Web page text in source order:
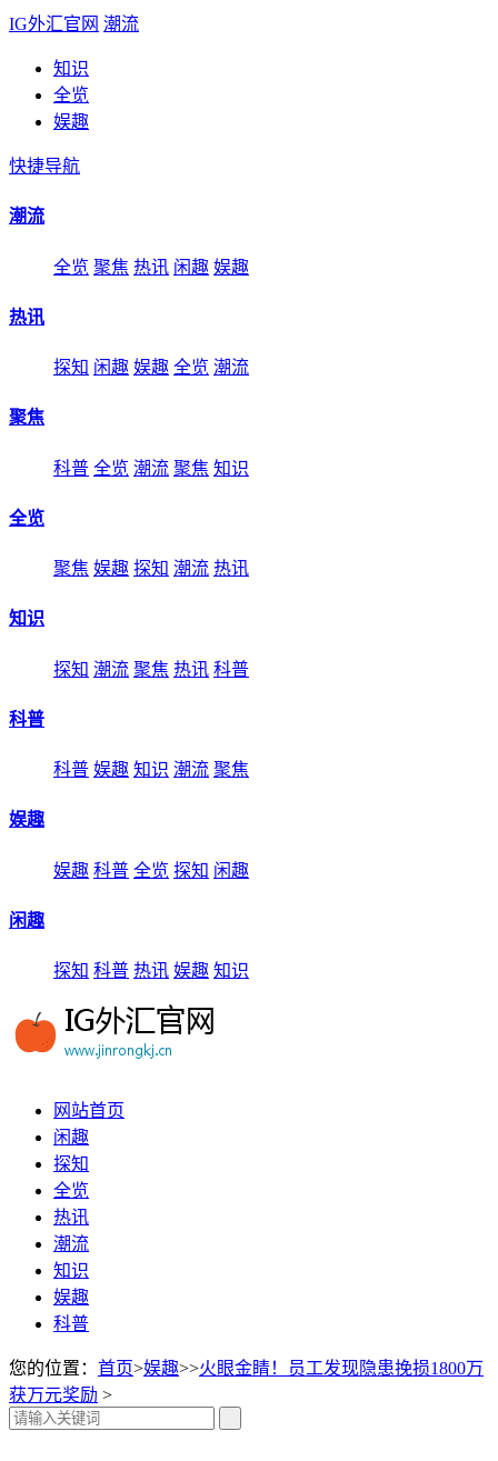
IG外汇官网 潮流
知识
全览
娱趣
快捷导航
潮流
全览 聚焦 热讯 闲趣 娱趣
热讯
探知 闲趣 娱趣 全览 潮流
聚焦
科普 全览 潮流 聚焦 知识
全览
聚焦 娱趣 探知 潮流 热讯
知识
探知 潮流 聚焦 热讯 科普
科普
科普 娱趣 知识 潮流 聚焦
娱趣
娱趣 科普 全览 探知 闲趣
闲趣
探知 科普 热讯 娱趣 知识
网站首页
闲趣
探知
全览
热讯
潮流
知识
娱趣
科普
您的位置： 首页>娱趣>>火眼金睛！员工发现隐患挽损1800万
获万元奖励 >